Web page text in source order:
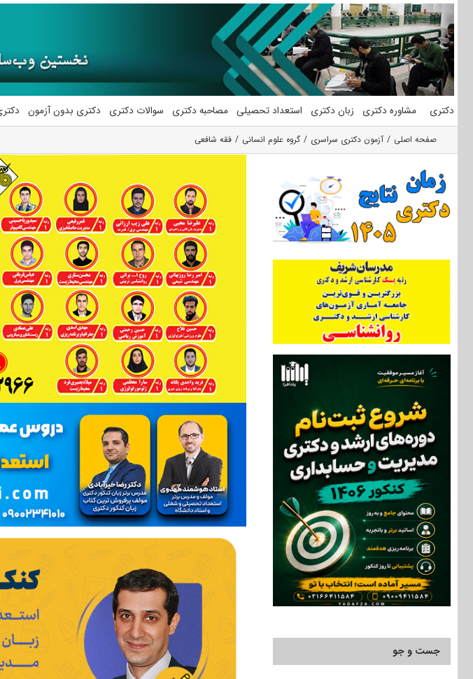
محتوا
دکتری مشاوره دکتری زبان دکتری استعداد تحصیلی مصاحبه دکتری سوالات دکتری دکتری بدون آزمون
صفحه اصلی آزمون دکتری سراسری گروه علوم انسانی فقه شافعی
جست و جو